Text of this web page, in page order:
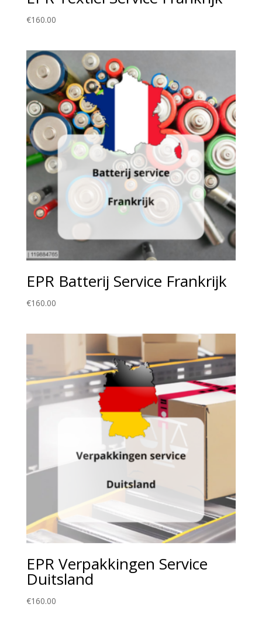
€160.00
EPR Batterij Service Frankrijk
€160.00
EPR Verpakkingen Service
Duitsland
€160.00